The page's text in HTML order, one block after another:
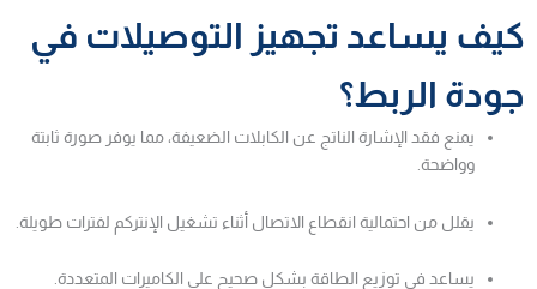
كيف يساعد تجهيز التوصيلات في
جودة الربط؟
يمنع فقد الإشارة الناتج عن الكابلات الضعيفة، مما يوفر صورة ثابتة
وواضحة.
يقلل من احتمالية انقطاع الاتصال أثناء تشغيل الإنتركم لفترات طويلة.
يساعد في توزيع الطاقة بشكل صحيح على الكاميرات المتعددة.